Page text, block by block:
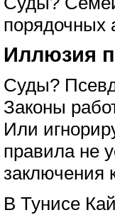
порядочных
Иллюзия
Суды?
Законы
Или
правила не
заключения
В Тунисе